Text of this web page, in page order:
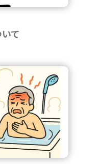
て